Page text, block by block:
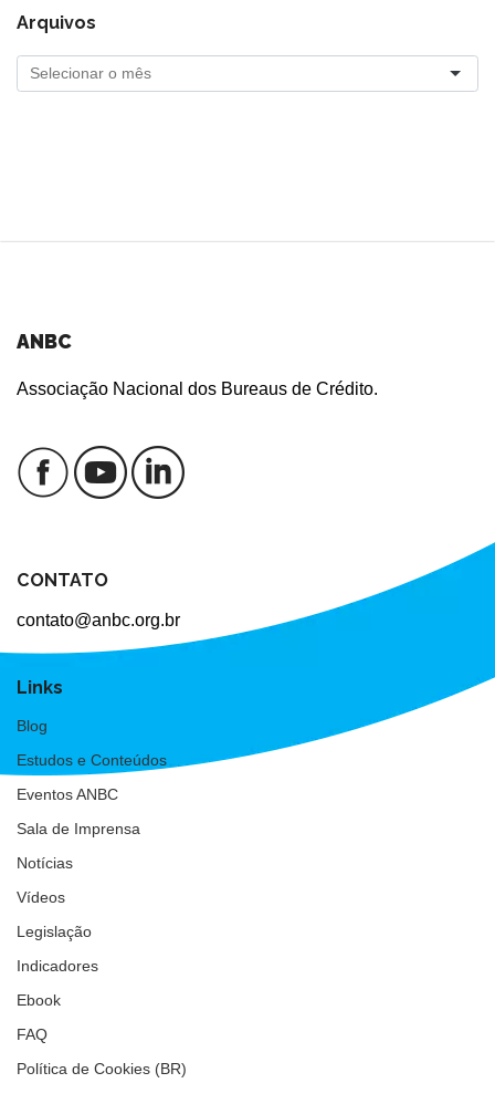
Arquivos
ANBC
Associação Nacional dos Bureaus de Crédito.
CONTATO
contato@anbc.org.br
Links
Blog
Estudos e Conteúdos
Eventos ANBC
Sala de Imprensa
Notícias
Vídeos
Legislação
Indicadores
Ebook
FAQ
Política de Cookies (BR)